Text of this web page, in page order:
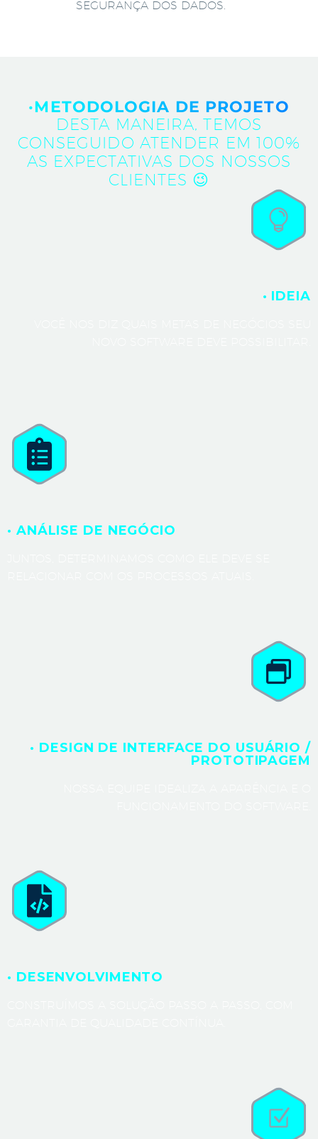
SEGURANÇA DOS DADOS.
·METODOLOGIA DE PROJETO
DESTA MANEIRA, TEMOS
CONSEGUIDO ATENDER EM 100%
AS EXPECTATIVAS DOS NOSSOS
CLIENTES 😉
· IDEIA
· ANÁLISE DE NEGÓCIO
· DESIGN DE INTERFACE DO USUÁRIO /
PROTOTIPAGEM
· DESENVOLVIMENTO